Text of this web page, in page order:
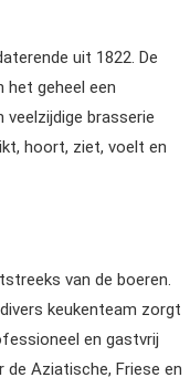
uit 1822. De
het geheel een
brasserie
hoort, ziet, voelt en
van de boeren.
keukenteam zorgt
en gastvrij
Aziatische, Friese en